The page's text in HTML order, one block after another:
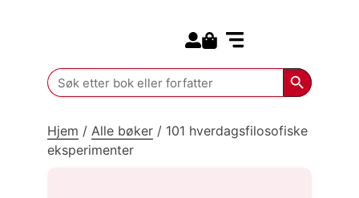
Search
for:
Search
Hjem / Alle bøker / 101 hverdagsfilosofiske
eksperimenter